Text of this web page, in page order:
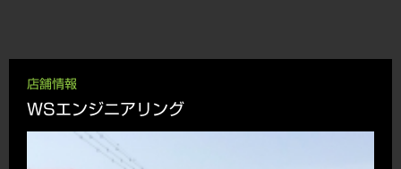
店舗情報
WSエンジニアリング